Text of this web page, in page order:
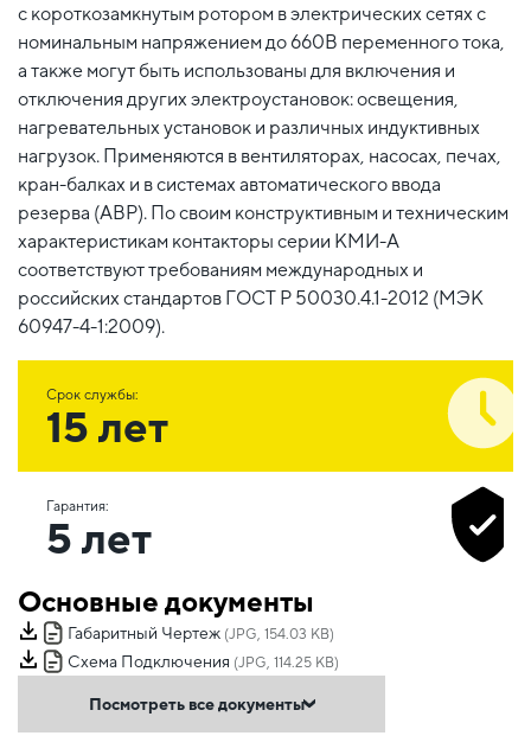
с короткозамкнутым ротором в электрических сетях с
номинальным напряжением до 660В переменного тока,
а также могут быть использованы для включения и
отключения других электроустановок: освещения,
нагревательных установок и различных индуктивных
нагрузок. Применяются в вентиляторах, насосах, печах,
кран-балках и в системах автоматического ввода
резерва (АВР). По своим конструктивным и техническим
характеристикам контакторы серии КМИ-А
соответствуют требованиям международных и
российских стандартов ГОСТ Р 50030.4.1-2012 (МЭК
60947-4-1:2009).
Срок службы:
15 лет
Гарантия:
5 лет
Основные документы
Габаритный Чертеж (JPG, 154.03 KB)
Схема Подключения (JPG, 114.25 KB)
Посмотреть все документы